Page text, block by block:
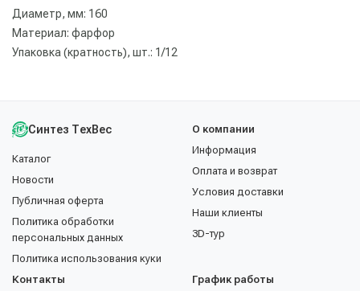
Диаметр, мм: 160
Материал: фарфор
Упаковка (кратность), шт.: 1/12
Синтез ТехВес
Каталог
Новости
Публичная оферта
Политика обработки
персональных данных
Политика использования куки
О компании
Информация
Оплата и возврат
Условия доставки
Наши клиенты
3D-тур
Контакты График работы